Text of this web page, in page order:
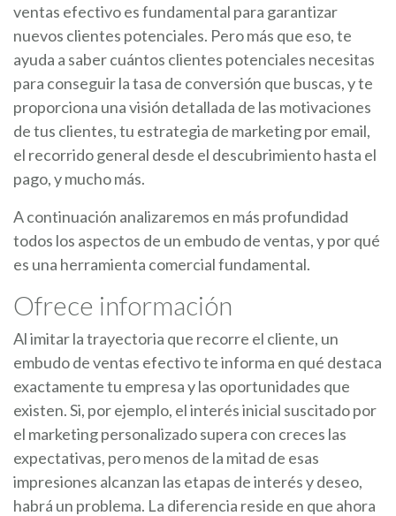
ventas efectivo es fundamental para garantizar
nuevos clientes potenciales. Pero más que eso, te
ayuda a saber cuántos clientes potenciales necesitas
para conseguir la tasa de conversión que buscas, y te
proporciona una visión detallada de las motivaciones
de tus clientes, tu estrategia de marketing por email,
el recorrido general desde el descubrimiento hasta el
pago, y mucho más.
A continuación analizaremos en más profundidad
todos los aspectos de un embudo de ventas, y por qué
es una herramienta comercial fundamental.
Ofrece información
Al imitar la trayectoria que recorre el cliente, un
embudo de ventas efectivo te informa en qué destaca
exactamente tu empresa y las oportunidades que
existen. Si, por ejemplo, el interés inicial suscitado por
el marketing personalizado supera con creces las
expectativas, pero menos de la mitad de esas
impresiones alcanzan las etapas de interés y deseo,
habrá un problema. La diferencia reside en que ahora